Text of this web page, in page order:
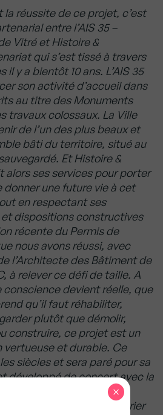
la réussite de ce projet, c’est
entre l’AIS 35 –
Vitré et Histoire &
qui s’est tissé à travers
y a bientôt 10 ans. L’AIS 35
son activité d’accueil dans
au titre des Monuments
travaux colossaux. La Ville
de l’un des plus beaux et
bâti du territoire, situé au
Et Histoire &
alors ses services pour porter
une future vie à cet
en respectant ses
dispositions constructives
récente du Permis de
nous avons réussi, avec
l’Architecte des Bâtiment de
à relever ce défi de taille. A
conscience devient réelle, que
qu’il faut réhabiliter,
plutôt que démolir,
construire, ce projet est un
vertueuse et durable. Ce
siècles et sera paré pour sa
développé de concert avec la
des plus beaux
habitants de s’approprier
×